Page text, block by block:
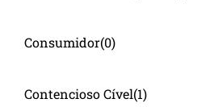
Consumidor(0)
Contencioso Cível(1)